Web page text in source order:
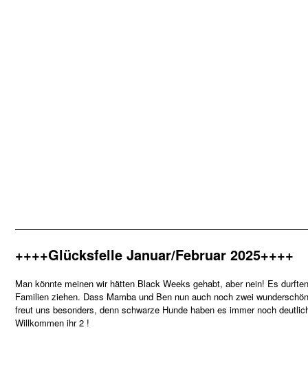
++++Glücksfelle Januar/Februar 2025++++
Man könnte meinen wir hätten Black Weeks gehabt, aber nein! Es
Familien ziehen. Dass Mamba und Ben nun auch noch zwei
freut uns besonders, denn schwarze Hunde haben es immer noch
Willkommen ihr 2 !